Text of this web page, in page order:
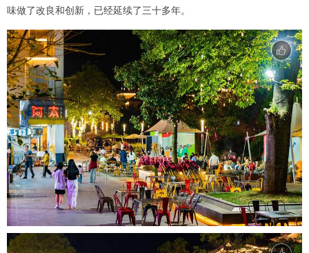
味做了改良和创新，已经延续了三十多年。